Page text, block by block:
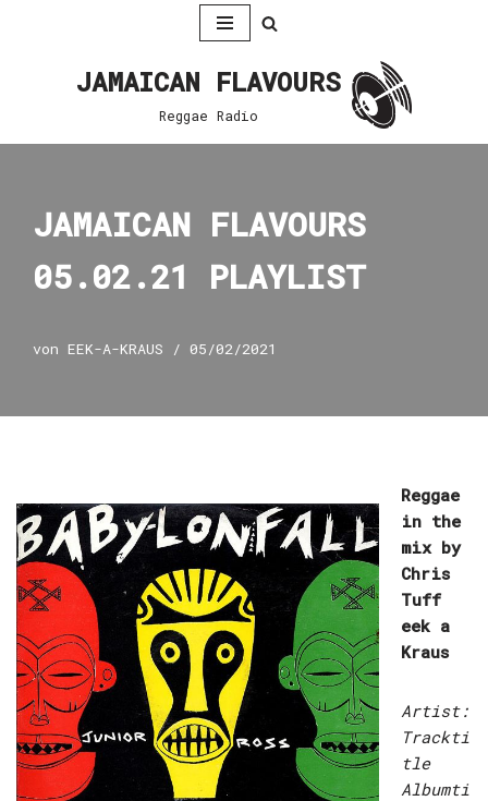
JAMAICAN FLAVOURS
Reggae Radio
JAMAICAN FLAVOURS
05.02.21 PLAYLIST
von EEK-A-KRAUS 05/02/2021
Reggae
in the
mix by
Chris
Tuff
eek a
Kraus
Artist:
Trackti
tle
Albumti